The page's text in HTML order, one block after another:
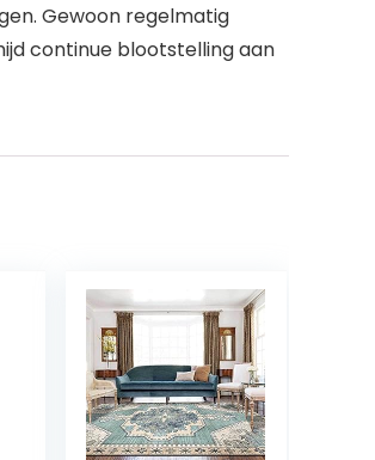
Gewoon regelmatig
continue blootstelling aan